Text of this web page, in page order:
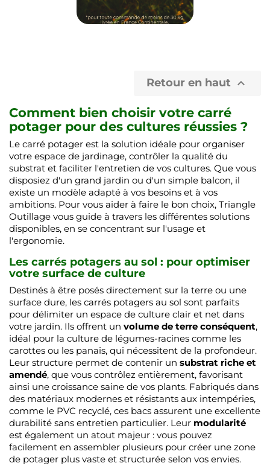
Retour en haut 
Comment bien choisir votre carré
potager pour des cultures réussies ?
Le carré potager est la solution idéale pour organiser
votre espace de jardinage, contrôler la qualité du
substrat et faciliter l'entretien de vos cultures. Que vous
disposiez d'un grand jardin ou d'un simple balcon, il
existe un modèle adapté à vos besoins et à vos
ambitions. Pour vous aider à faire le bon choix, Triangle
Outillage vous guide à travers les différentes solutions
disponibles, en se concentrant sur l'usage et
l'ergonomie.
Les carrés potagers au sol : pour optimiser
votre surface de culture
Destinés à être posés directement sur la terre ou une
surface dure, les carrés potagers au sol sont parfaits
pour délimiter un espace de culture clair et net dans
votre jardin. Ils offrent un volume de terre conséquent,
idéal pour la culture de légumes-racines comme les
carottes ou les panais, qui nécessitent de la profondeur.
Leur structure permet de contenir un substrat riche et
amendé, que vous contrôlez entièrement, favorisant
ainsi une croissance saine de vos plants. Fabriqués dans
des matériaux modernes et résistants aux intempéries,
comme le PVC recyclé, ces bacs assurent une excellente
durabilité sans entretien particulier. Leur modularité
est également un atout majeur : vous pouvez
facilement en assembler plusieurs pour créer une zone
de potager plus vaste et structurée selon vos envies.